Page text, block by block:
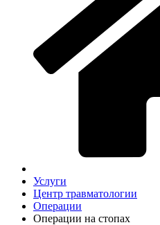
Услуги
Центр травматологии
Операции
Операции на стопах